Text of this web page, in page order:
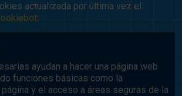
actualizada por última vez el
:
ayudan a hacer una página web
funciones básicas como la
y el acceso a áreas seguras de la